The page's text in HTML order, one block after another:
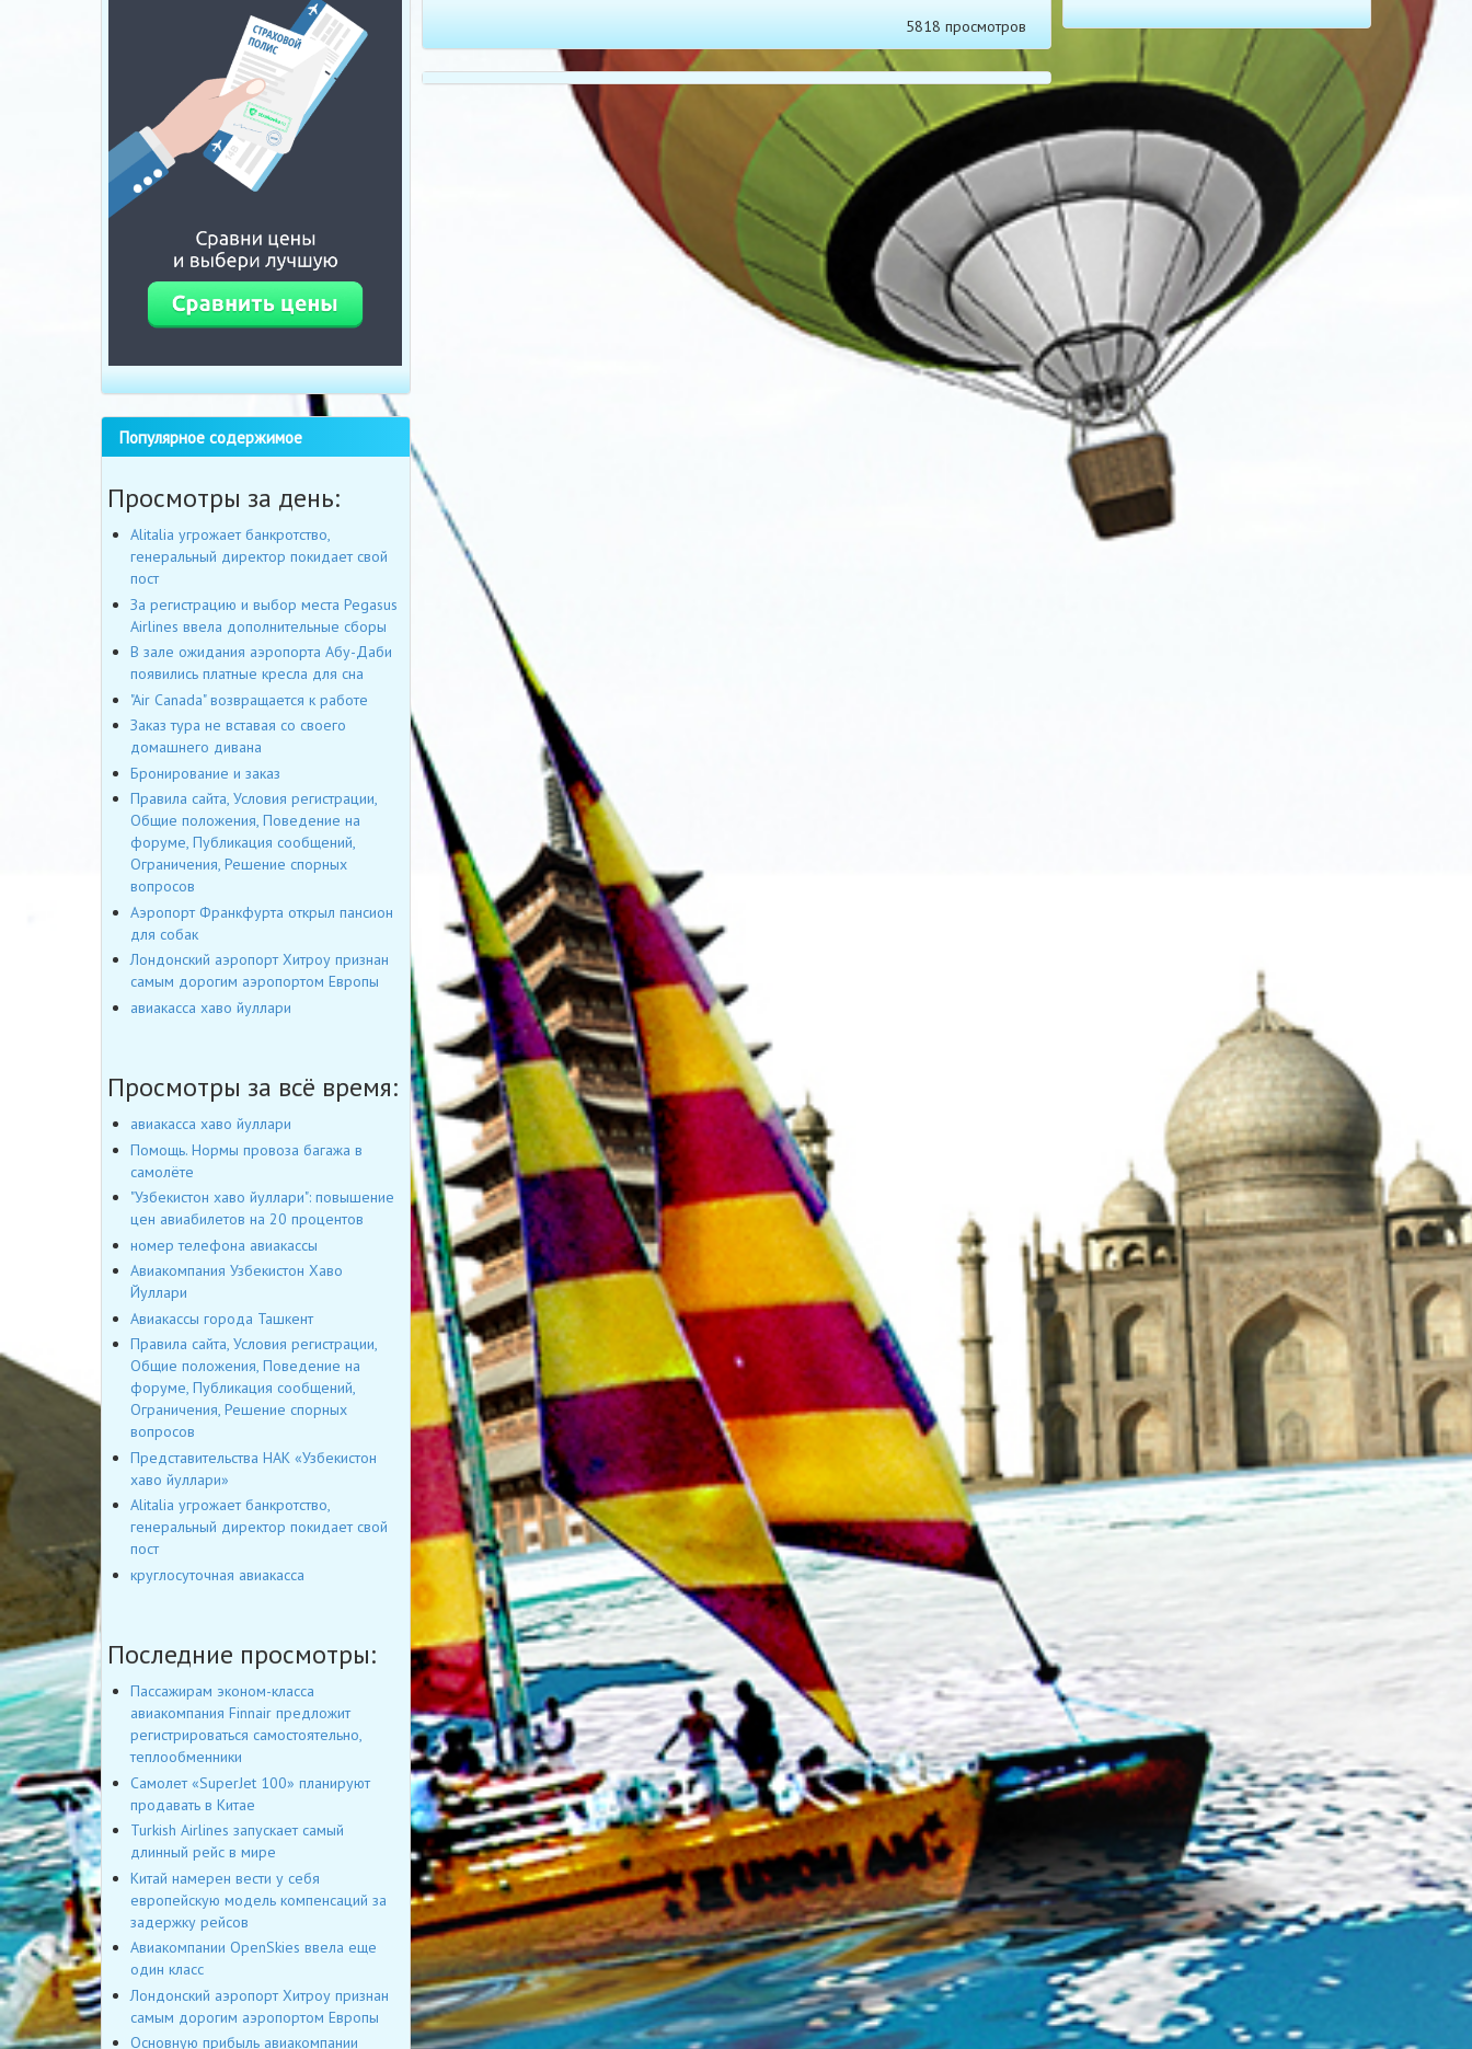
5818 просмотров
Популярное содержимое
Просмотры за день:
Alitalia угрожает банкротство,
генеральный директор покидает свой
пост
За регистрацию и выбор места Pegasus
Airlines ввела дополнительные сборы
В зале ожидания аэропорта Абу-Даби
появились платные кресла для сна
"Air Canada" возвращается к работе
Заказ тура не вставая со своего
домашнего дивана
Бронирование и заказ
Правила сайта, Условия регистрации,
Общие положения, Поведение на
форуме, Публикация сообщений,
Ограничения, Решение спорных
вопросов
Аэропорт Франкфурта открыл пансион
для собак
Лондонский аэропорт Хитроу признан
самым дорогим аэропортом Европы
авиакасса хаво йуллари
Просмотры за всё время:
авиакасса хаво йуллари
Помощь. Нормы провоза багажа в
самолёте
"Узбекистон хаво йуллари": повышение
цен авиабилетов на 20 процентов
номер телефона авиакассы
Авиакомпания Узбекистон Хаво
Йуллари
Авиакассы города Ташкент
Правила сайта, Условия регистрации,
Общие положения, Поведение на
форуме, Публикация сообщений,
Ограничения, Решение спорных
вопросов
Представительства НАК «Узбекистон
хаво йуллари»
Alitalia угрожает банкротство,
генеральный директор покидает свой
пост
круглосуточная авиакасса
Последние просмотры:
Пассажирам эконом-класса
авиакомпания Finnair предложит
регистрироваться самостоятельно,
теплообменники
Самолет «SuperJet 100» планируют
продавать в Китае
Turkish Airlines запускает самый
длинный рейс в мире
Китай намерен вести у себя
европейскую модель компенсаций за
задержку рейсов
Авиакомпании OpenSkies ввела еще
один класс
Лондонский аэропорт Хитроу признан
самым дорогим аэропортом Европы
Основную прибыль авиакомпании